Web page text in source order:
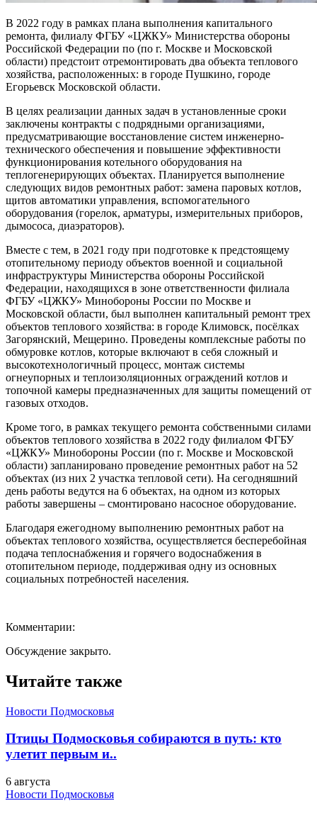
В 2022 году в рамках плана выполнения капитального
ремонта, филиалу ФГБУ «ЦЖКУ» Министерства обороны
Российской Федерации по (по г. Москве и Московской
области) предстоит отремонтировать два объекта теплового
хозяйства, расположенных: в городе Пушкино, городе
Егорьевск Московской области.
В целях реализации данных задач в установленные сроки
заключены контракты с подрядными организациями,
предусматривающие восстановление систем инженерно-
технического обеспечения и повышение эффективности
функционирования котельного оборудования на
теплогенерирующих объектах. Планируется выполнение
следующих видов ремонтных работ: замена паровых котлов,
щитов автоматики управления, вспомогательного
оборудования (горелок, арматуры, измерительных приборов,
дымососа, диаэраторов).
Вместе с тем, в 2021 году при подготовке к предстоящему
отопительному периоду объектов военной и социальной
инфраструктуры Министерства обороны Российской
Федерации, находящихся в зоне ответственности филиала
ФГБУ «ЦЖКУ» Минобороны России по Москве и
Московской области, был выполнен капитальный ремонт трех
объектов теплового хозяйства: в городе Климовск, посёлках
Загорянский, Мещерино. Проведены комплексные работы по
обмуровке котлов, которые включают в себя сложный и
высокотехнологичный процесс, монтаж системы
огнеупорных и теплоизоляционных ограждений котлов и
топочной камеры предназначенных для защиты помещений от
газовых отходов.
Кроме того, в рамках текущего ремонта собственными силами
объектов теплового хозяйства в 2022 году филиалом ФГБУ
«ЦЖКУ» Минобороны России (по г. Москве и Московской
области) запланировано проведение ремонтных работ на 52
объектах (из них 2 участка тепловой сети). На сегодняшний
день работы ведутся на 6 объектах, на одном из которых
работы завершены – смонтировано насосное оборудование.
Благодаря ежегодному выполнению ремонтных работ на
объектах теплового хозяйства, осуществляется бесперебойная
подача теплоснабжения и горячего водоснабжения в
отопительном периоде, поддерживая одну из основных
социальных потребностей населения.
Комментарии:
Обсуждение закрыто.
Читайте также
Новости Подмосковья
Птицы Подмосковья собираются в путь: кто
улетит первым и..
6 августа
Новости Подмосковья